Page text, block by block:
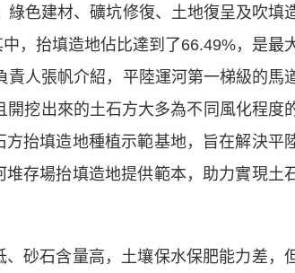
色建材、礦坑修復、土地復呈及吹填
，抬填造地佔比達到了66.49%，是最
責人張帆介紹，平陸運河第一梯級的馬
挖出來的土石方大多為不同風化程度
抬填造地種植示範基地，旨在解決平
存場抬填造地提供範本，助力實現土
砂石含量高，土壤保水保肥能力差，